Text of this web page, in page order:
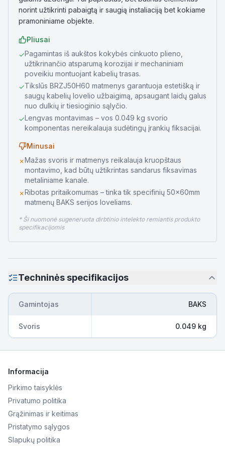
norint užtikrinti pabaigtą ir saugią instaliaciją bet kokiame
pramoniniame objekte.
Pliusai
✓Pagamintas iš aukštos kokybės cinkuoto plieno,
užtikrinančio atsparumą korozijai ir mechaniniam
poveikiu montuojant kabelių trasas.
✓Tikslūs BRZJ50H60 matmenys garantuoja estetišką ir
saugų kabelių lovelio užbaigimą, apsaugant laidų galus
nuo dulkių ir tiesioginio sąlyčio.
✓Lengvas montavimas – vos 0.049 kg svorio
komponentas nereikalauja sudėtingų įrankių fiksacijai.
Minusai
✗Mažas svoris ir matmenys reikalauja kruopštaus
montavimo, kad būtų užtikrintas sandarus fiksavimas
metaliniame kanale.
✗Ribotas pritaikomumas – tinka tik specifinių 50x60mm
matmenų BAKS serijos loveliams.
* Ši nuomonė sugeneruota dirbtinio intelekto remiantis produkto
specifikacijomis
Techninės specifikacijos
Gamintojas BAKS
Svoris 0.049 kg
Informacija
Pirkimo taisyklės
Privatumo politika
Grąžinimas ir keitimas
Pristatymo sąlygos
Slapukų politika